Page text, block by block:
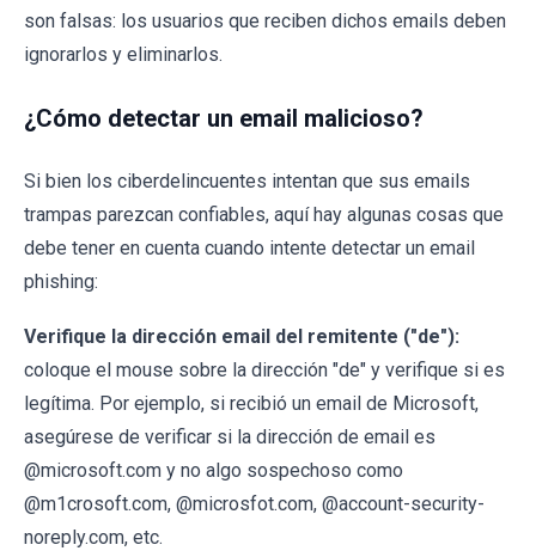
son falsas: los usuarios que reciben dichos emails deben
ignorarlos y eliminarlos.
¿Cómo detectar un email malicioso?
Si bien los ciberdelincuentes intentan que sus emails
trampas parezcan confiables, aquí hay algunas cosas que
debe tener en cuenta cuando intente detectar un email
phishing:
Verifique la dirección email del remitente ("de"):
coloque el mouse sobre la dirección "de" y verifique si es
legítima. Por ejemplo, si recibió un email de Microsoft,
asegúrese de verificar si la dirección de email es
@microsoft.com y no algo sospechoso como
@m1crosoft.com, @microsfot.com, @account-security-
noreply.com, etc.